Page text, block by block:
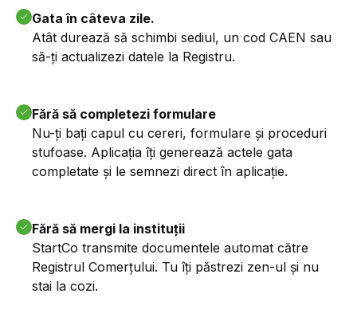
Gata în câteva zile.
Atât durează să schimbi sediul, un cod CAEN sau
să-ți actualizezi datele la Registru.
Fără să completezi formulare
Nu-ți bați capul cu cereri, formulare și proceduri
stufoase. Aplicația îți generează actele gata
completate și le semnezi direct în aplicație.
Fără să mergi la instituții
StartCo transmite documentele automat către
Registrul Comerțului. Tu îți păstrezi zen-ul și nu
stai la cozi.